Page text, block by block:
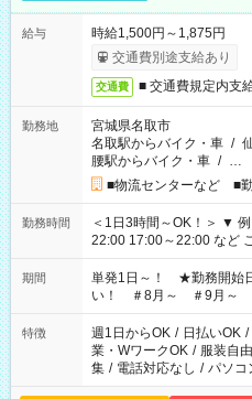
給与
時給1,500円～1,875円
交通費別途支給あり
交通費 ■ 交通費規定内支
勤務地
宮城県名取市
名取駅からバイク・車 /
腰駅からバイク・車 / …
■物流センターなど ■
勤務時間
＜1日3時間～OK！＞ ▼ 例えば… ▼ 15:00～18:00 15:00～
22:00 17:00～22:00 など こちら以外の時間もお気軽にご相談く
ださい！
期間
単発1日～！ ★勤務開始
い！ ＃8月～ ＃9月～
特徴 週1日からOK / 日払いOK /
業・WワークOK / 服装自由
集 / 電話対応なし / パソコ